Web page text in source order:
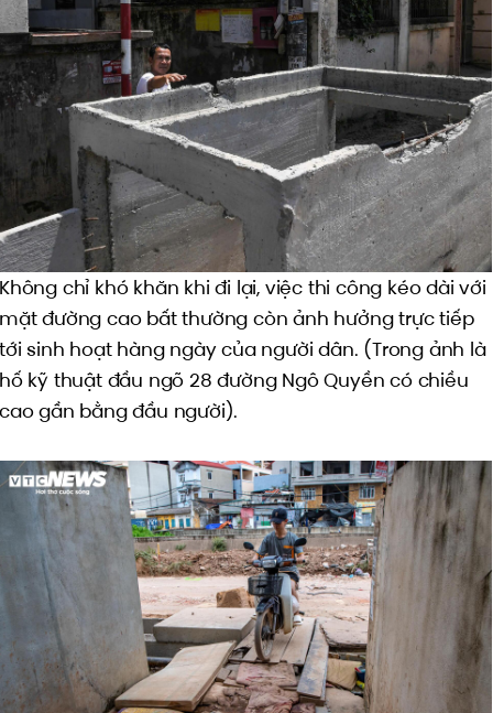
Không chỉ khó khăn khi đi lại, việc thi công kéo dài với
mặt đường cao bất thường còn ảnh hưởng trực tiếp
tới sinh hoạt hàng ngày của người dân. (Trong ảnh là
hố kỹ thuật đầu ngõ 28 đường Ngô Quyền có chiều
cao gần bằng đầu người).